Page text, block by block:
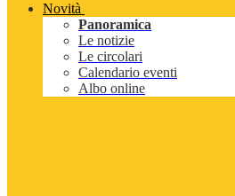
Novità
Panoramica
Le notizie
Le circolari
Calendario eventi
Albo online